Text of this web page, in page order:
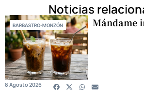
Noticias
BARBASTRO-MONZÓN Mándame
8 Agosto 2026